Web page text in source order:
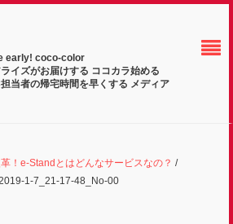
early! coco-color
イズがお届けする ココカラ始める
当者の帰宅時間を早くする メディア
！e-Standとはどんなサービスなの？ /
1-7_21-17-48_No-00